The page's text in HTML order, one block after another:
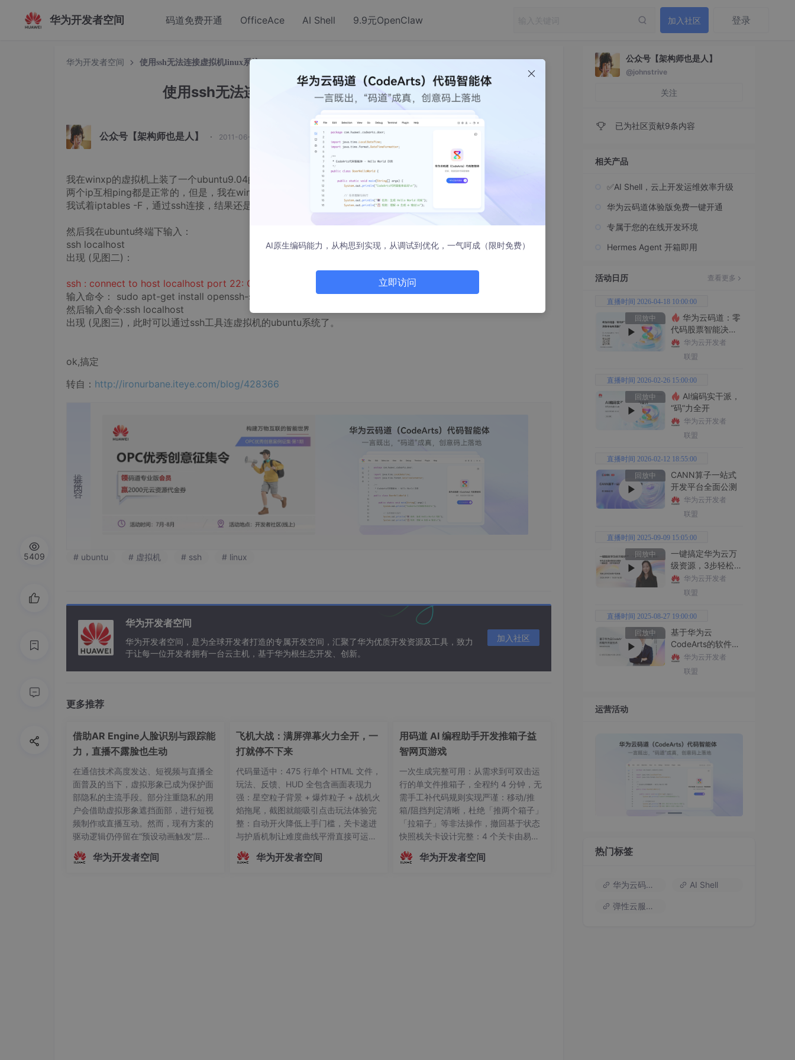
华为开发者空间 码道免费开通 OfficeAce AI Shell 9.9元OpenClaw 加入社区 登录
华为开发者空间 使用ssh无法连接虚拟机linux系统，ubuntu。
使用ssh无法连接虚拟机linux系统，ubuntu。
公众号【架构师也是人】 · 2011-06-15 12:20:00 发布
我在winxp的虚拟机上装了一个ubuntu9.04的系统，winxp的ip为192.168.10.161，ubuntu的ip为192.168.46.129
两个ip互相ping都是正常的，但是，我在winxp下通过ssh连接虚拟机的ubuntu，连接失败，难道是防火墙的原因？
我试着iptables -F，通过ssh连接，结果还是一样(见图一)，
然后我在ubuntu终端下输入：
ssh localhost
出现 (见图二)：
ssh : connect to host localhost port 22: Connection refused
，原来没有装sshd，也就是openssh-server：
输入命令： sudo apt-get install openssh-server
然后输入命令:ssh localhost
出现 (见图三)，此时可以通过ssh工具连虚拟机的ubuntu系统了。
ok,搞定
转自： http://ironurbane.iteye.com/blog/428366
推荐内容
# ubuntu # 虚拟机 # ssh # linux
华为开发者空间
华为开发者空间，是为全球开发者打造的专属开发空间，汇聚了华为优质开发资源及工具，致力
于让每一位开发者拥有一台云主机，基于华为根生态开发、创新。
加入社区
更多推荐
借助AR Engine人脸识别与跟踪能
力，直播不露脸也生动
在通信技术高度发达、短视频与直播全
面普及的当下，虚拟形象已成为保护面
部隐私的主流手段。部分注重隐私的用
户会借助虚拟形象遮挡面部，进行短视
频制作或直播互动。然而，现有方案的
驱动逻辑仍停留在“预设动画触发”层
面，主播的真实动作、姿态变化及情绪
起伏无法被实时解析与映射。这种遮挡
华为开发者空间
飞机大战：满屏弹幕火力全开，一
打就停不下来
代码量适中：475 行单个 HTML 文件，
玩法、反馈、HUD 全包含画面表现力
强：星空粒子背景 + 爆炸粒子 + 战机火
焰拖尾，截图就能吸引点击玩法体验完
整：自动开火降低上手门槛，关卡递进
与护盾机制让难度曲线平滑直接可运
行：双击index.html即玩，无任何构建
依赖从贴需求到能玩的飞机大战，码道
华为开发者空间
用码道 AI 编程助手开发推箱子益
智网页游戏
一次生成完整可用：从需求到可双击运
行的单文件推箱子，全程约 4 分钟，无
需手工补代码规则实现严谨：移动/推
箱/阻挡判定清晰，杜绝「推两个箱子」
「拉箱子」等非法操作，撤回基于状态
快照栈关卡设计完整：4 个关卡由易到
难，字符画定义便于扩展，通关自动跳
转、全部通关回环工程习惯良好：解析/
华为开发者空间
5409
公众号【架构师也是人】
@johnstrive
关注
已为社区贡献9条内容
相关产品
✅AI Shell，云上开发运维效率升级
华为云码道体验版免费一键开通
专属于您的在线开发环境
Hermes Agent 开箱即用
活动日历 查看更多
直播时间 2026-04-18 10:00:00
回放中
代码股票智能决策
平台全功能实战
华为云开发者
联盟
直播时间 2026-02-26 15:00:00
回放中
“码”力全开
华为云开发者
联盟
直播时间 2026-02-12 18:55:00
回放中
CANN算子一站式
开发平台全面公测
华为云开发者
联盟
直播时间 2025-09-09 15:05:00
回放中
一键搞定华为云万
级资源，3步轻松管
理企业成本
华为云开发者
联盟
直播时间 2025-08-27 19:00:00
回放中
基于华为云
CodeArts的软件开
发技术华为云开发者
联盟
运营活动
热门标签
华为云码道（Codearts） AI Shell
弹性云服务器
AI原生编码能力，从构思到实现，从调试到优化，一气呵成（限时免费）
立即访问